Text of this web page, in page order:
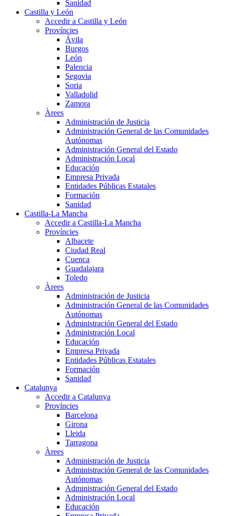
Sanidad
Castilla y León
Accedir a Castilla y León
Províncies
Ávila
Burgos
León
Palencia
Segovia
Soria
Valladolid
Zamora
Àrees
Administración de Justicia
Administración General de las Comunidades
Autónomas
Administración General del Estado
Administración Local
Educación
Empresa Privada
Entidades Públicas Estatales
Formación
Sanidad
Castilla-La Mancha
Accedir a Castilla-La Mancha
Províncies
Albacete
Ciudad Real
Cuenca
Guadalajara
Toledo
Àrees
Administración de Justicia
Administración General de las Comunidades
Autónomas
Administración General del Estado
Administración Local
Educación
Empresa Privada
Entidades Públicas Estatales
Formación
Sanidad
Catalunya
Accedir a Catalunya
Províncies
Barcelona
Girona
Lleida
Tarragona
Àrees
Administración de Justicia
Administración General de las Comunidades
Autónomas
Administración General del Estado
Administración Local
Educación